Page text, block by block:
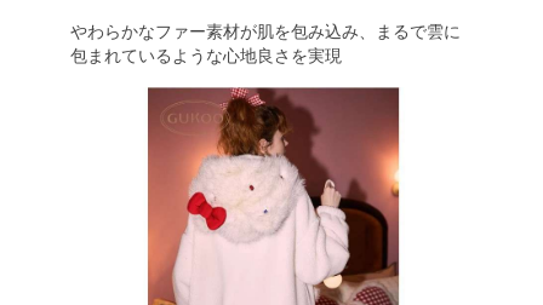
やわらかなファー素材が肌を包み込み、まるで雲に
包まれているような心地良さを実現